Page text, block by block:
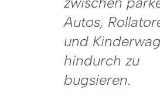
Autos,
und
hindurch zu
bugsieren.